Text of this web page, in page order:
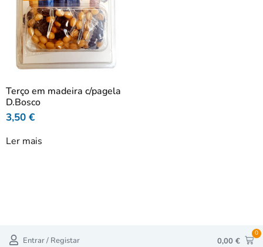
Terço em madeira c/pagela
D.Bosco
3,50 €
Ler mais
Entrar / Registar 0,00 €
0